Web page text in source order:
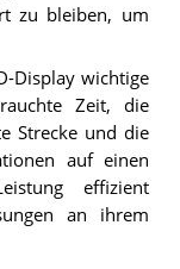
zu bleiben, um
Display wichtige
Zeit, die
Strecke und die
auf einen
effizient
an ihrem